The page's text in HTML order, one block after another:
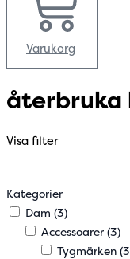
Varukorg
återbruka
Visa filter
Kategorier
Dam (3)
Accessoarer (3)
Tygmärken